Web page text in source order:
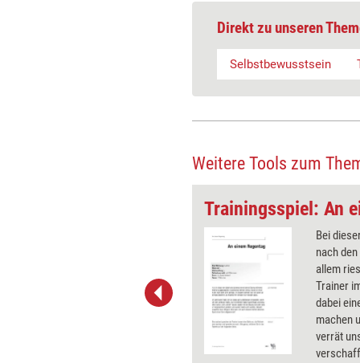
Direkt zu unseren
Selbstbewusstsein
Weitere Tools zum
ein wenig übertreibt und sich
Trainingsspiel: An
Bei
nach
allem
Trainer
dabei
machen
verrät